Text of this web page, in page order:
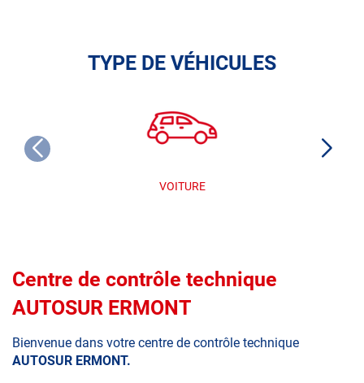
TYPE DE VÉHICULES
VOITURE
Centre de contrôle technique
AUTOSUR ERMONT
Bienvenue dans votre centre de contrôle technique
AUTOSUR ERMONT.